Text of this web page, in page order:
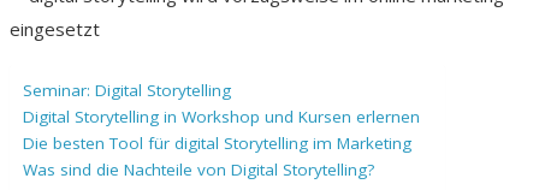
Seminar: Digital Storytelling
Digital Storytelling in Workshop und Kursen erlernen
Die besten Tool für digital Storytelling im Marketing
Was sind die Nachteile von Digital Storytelling?